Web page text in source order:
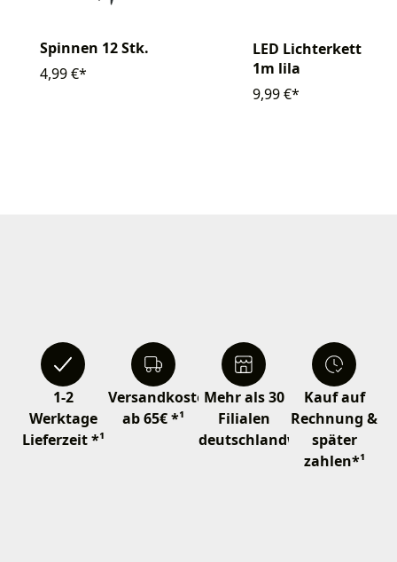
Spinnen 12 Stk.
4,99 €*
LED Lichterkette
1m lila
9,99 €*
1-2
Werktage
Lieferzeit *¹
Versandkostenfrei
ab 65€ *¹
Mehr als 30
Filialen
deutschlandweit
Kauf auf
Rechnung &
später
zahlen*¹